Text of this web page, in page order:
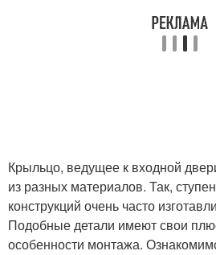
Крыльцо, ведущее к входной
из разных материалов. Так,
конструкций очень часто
Подобные детали имеют свои
особенности монтажа.